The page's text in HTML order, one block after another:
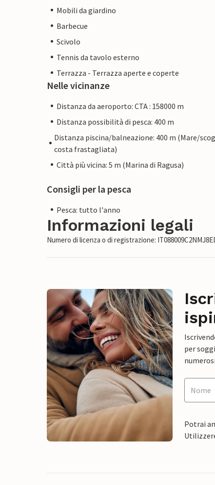
Mobili da giardino
Barbecue
Scivolo
Tennis da tavolo esterno
Terrazza - Terrazza aperte e coperte
Nelle vicinanze
Distanza da aeroporto: CTA : 158000 m
Distanza possibilità di pesca: 400 m
Distanza piscina/balneazione: 400 m (Mare/
costa frastagliata)
Città più vicina: 5 m (Marina di Ragusa)
Consigli per la pesca
Pesca: tutto l'anno
Informazioni legali
Numero di licenza o di registrazione:
per
Potrai